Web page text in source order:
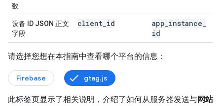
数
设备 ID JSON 正文
字段
client id app instance
id
请选择您想在本指南中查看哪个平台的信息：
Firebase gtag.js
此标签页显示了相关说明，介绍了如何从服务器发送与网站